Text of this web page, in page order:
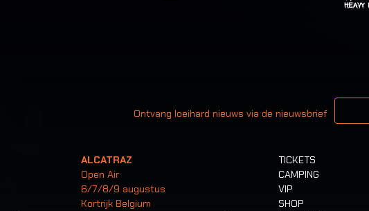
Ontvang loeihard nieuws via de nieuwsbrief
Uw email adres
ALCATRAZ
Open Air
6/7/8/9 augustus
Kortrijk Belgium
TICKETS
CAMPING
VIP
SHOP